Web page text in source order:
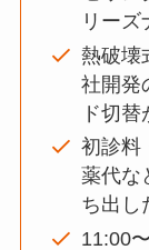
リーズ
熱破壊
社開発
ド切替
初診料
薬代な
ち出し
11:00